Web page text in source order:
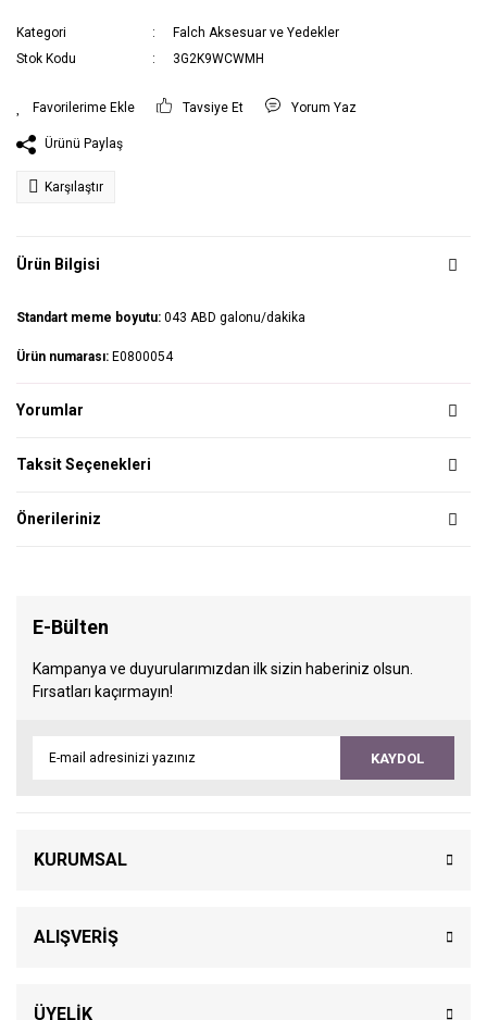
Kategori
Falch Aksesuar ve Yedekler
Stok Kodu
3G2K9WCWMH
Tavsiye Et Yorum Yaz
Ürünü Paylaş
Karşılaştır
Ürün Bilgisi
Standart meme boyutu: 043 ABD galonu/dakika
Ürün numarası: E0800054
Yorumlar
Taksit Seçenekleri
Önerileriniz
E-Bülten
Kampanya ve duyurularımızdan ilk sizin haberiniz olsun.
Fırsatları kaçırmayın!
KAYDOL
KURUMSAL
ALIŞVERİŞ
ÜYELİK